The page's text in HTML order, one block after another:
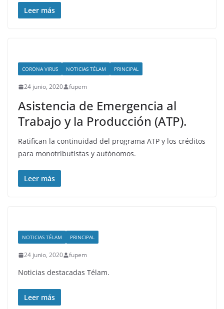
Leer más
CORONA VIRUS NOTICIAS TÉLAM PRINCIPAL
24 junio, 2020 fupem
Asistencia de Emergencia al
Trabajo y la Producción (ATP).
Ratifican la continuidad del programa ATP y los créditos
para monotributistas y autónomos.
Leer más
NOTICIAS TÉLAM PRINCIPAL
24 junio, 2020 fupem
Noticias destacadas Télam.
Leer más